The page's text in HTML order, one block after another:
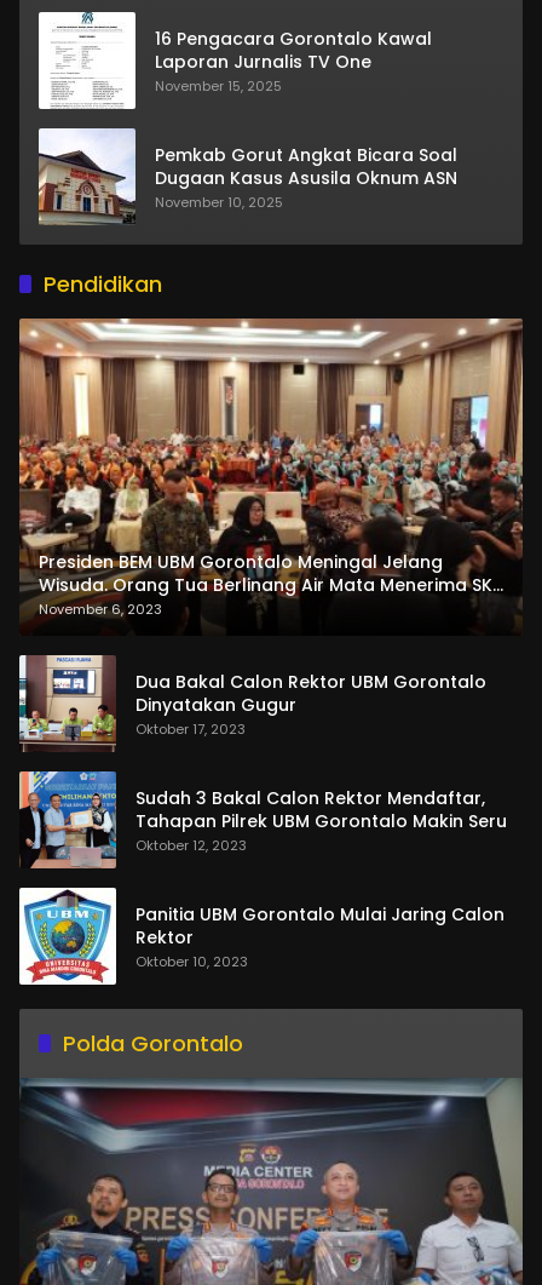
16 Pengacara Gorontalo Kawal
Laporan Jurnalis TV One
November 15, 2025
Pemkab Gorut Angkat Bicara Soal
Dugaan Kasus Asusila Oknum ASN
November 10, 2025
Pendidikan
Presiden BEM UBM Gorontalo Meningal Jelang
Wisuda. Orang Tua Berlinang Air Mata Menerima SKL
dan Pemasangan Salempang
November 6, 2023
Dua Bakal Calon Rektor UBM Gorontalo
Dinyatakan Gugur
Oktober 17, 2023
Sudah 3 Bakal Calon Rektor Mendaftar,
Tahapan Pilrek UBM Gorontalo Makin Seru
Oktober 12, 2023
Panitia UBM Gorontalo Mulai Jaring Calon
Rektor
Oktober 10, 2023
Polda Gorontalo